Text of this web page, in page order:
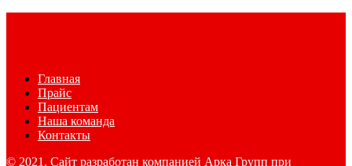
Главная
Прайс
Пациентам
Наша команда
Контакты
© 2021. Сайт разработан компанией Арка Групп при